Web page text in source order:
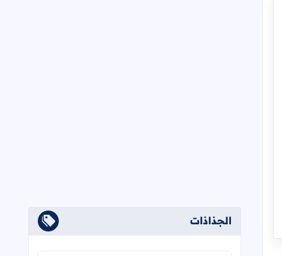
الجذاذات